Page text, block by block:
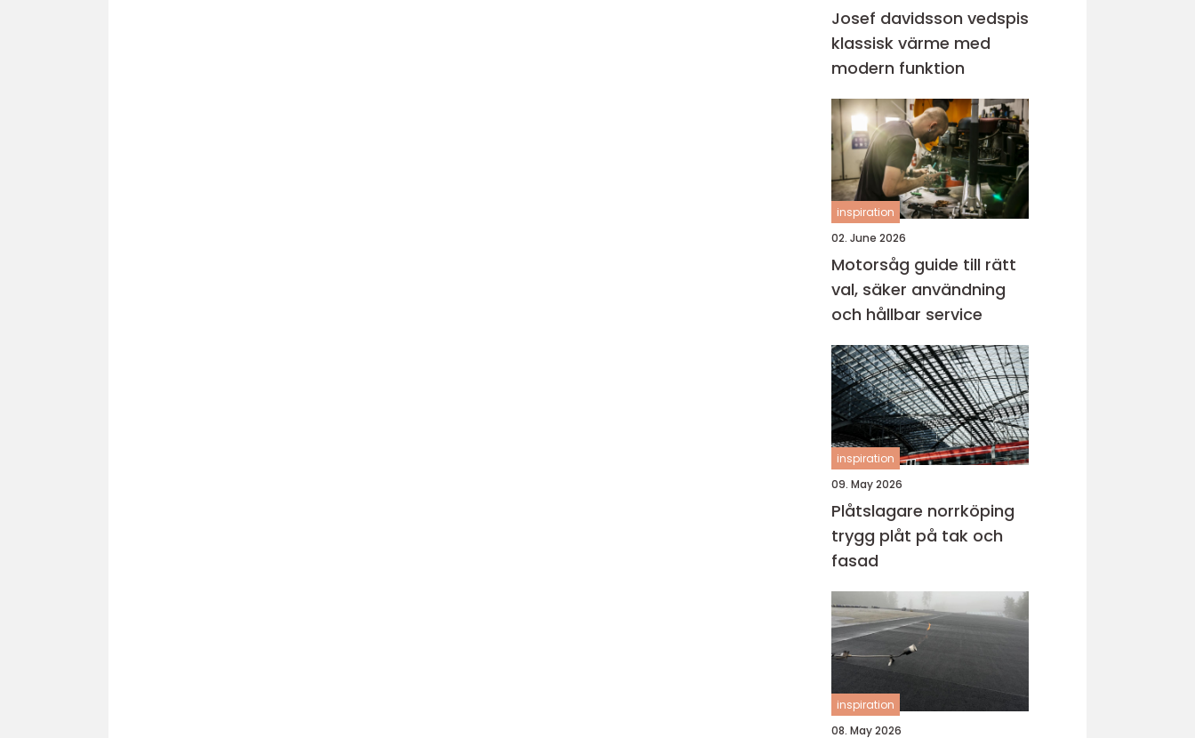
Josef davidsson vedspis
klassisk värme med
modern funktion
inspiration
02. June 2026
Motorsåg guide till rätt
val, säker användning
och hållbar service
inspiration
09. May 2026
Plåtslagare norrköping
trygg plåt på tak och
fasad
inspiration
08. May 2026